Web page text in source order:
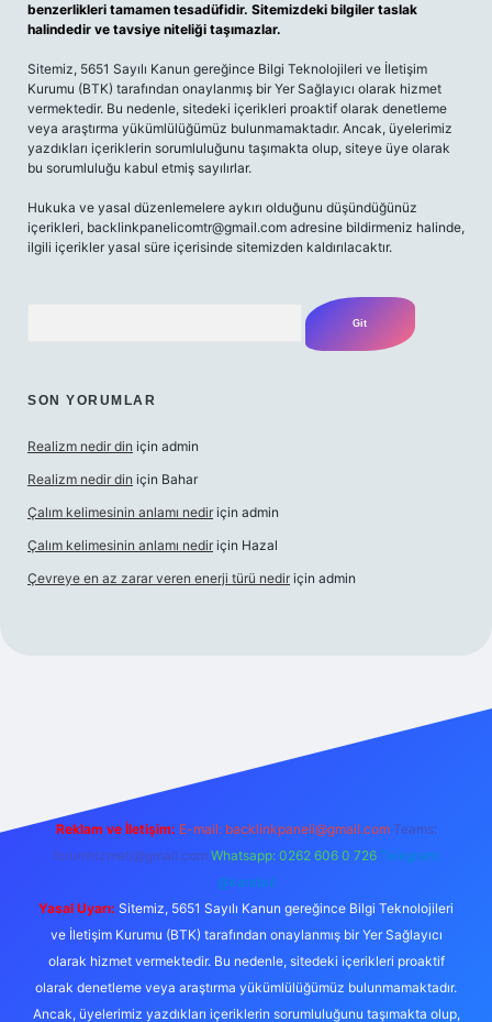
benzerlikleri tamamen tesadüfidir. Sitemizdeki bilgiler taslak
halindedir ve tavsiye niteliği taşımazlar.
Sitemiz, 5651 Sayılı Kanun gereğince Bilgi Teknolojileri ve İletişim
Kurumu (BTK) tarafından onaylanmış bir Yer Sağlayıcı olarak hizmet
vermektedir. Bu nedenle, sitedeki içerikleri proaktif olarak denetleme
veya araştırma yükümlülüğümüz bulunmamaktadır. Ancak, üyelerimiz
yazdıkları içeriklerin sorumluluğunu taşımakta olup, siteye üye olarak
bu sorumluluğu kabul etmiş sayılırlar.
Hukuka ve yasal düzenlemelere aykırı olduğunu düşündüğünüz
içerikleri, backlinkpanelicomtr@gmail.com adresine bildirmeniz halinde,
ilgili içerikler yasal süre içerisinde sitemizden kaldırılacaktır.
SON YORUMLAR
Realizm nedir din için admin
Realizm nedir din için Bahar
Çalım kelimesinin anlamı nedir için admin
Çalım kelimesinin anlamı nedir için Hazal
Çevreye en az zarar veren enerji türü nedir için admin
Reklam ve İletişim: E-mail: backlinkpaneli@gmail.com Teams:
forumhizmeti@gmail.com Whatsapp: 0262 606 0 726 Telegram:
@karabul
Yasal Uyarı: Sitemiz, 5651 Sayılı Kanun gereğince Bilgi Teknolojileri
ve İletişim Kurumu (BTK) tarafından onaylanmış bir Yer Sağlayıcı
olarak hizmet vermektedir. Bu nedenle, sitedeki içerikleri proaktif
olarak denetleme veya araştırma yükümlülüğümüz bulunmamaktadır.
Ancak, üyelerimiz yazdıkları içeriklerin sorumluluğunu taşımakta olup,